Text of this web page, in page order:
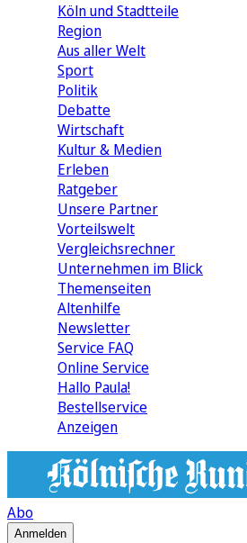
Köln und Stadtteile
Region
Aus aller Welt
Sport
Politik
Debatte
Wirtschaft
Kultur & Medien
Erleben
Ratgeber
Unsere Partner
Vorteilswelt
Vergleichsrechner
Unternehmen im Blick
Themenseiten
Altenhilfe
Newsletter
Service FAQ
Online Service
Hallo Paula!
Bestellservice
Anzeigen
Abo
Anmelden